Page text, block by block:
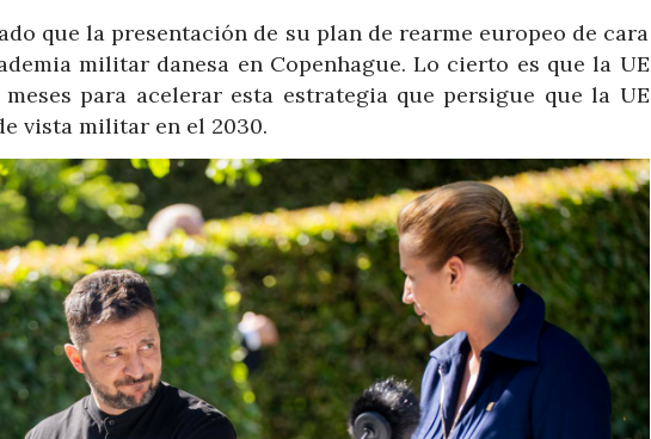
que la presentación de su plan de rearme europeo de cara
militar danesa en Copenhague. Lo cierto es que la UE
para acelerar esta estrategia que persigue que la UE
vista militar en el 2030.